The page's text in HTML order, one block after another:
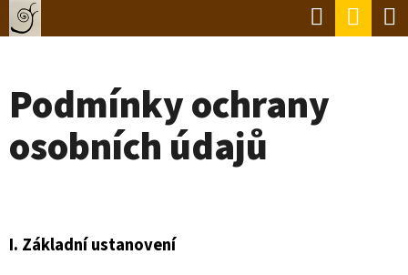
Přejít
na
Hledat
Podmínky ochrany
osobních údajů
I. Základní ustanovení
K
O
K
Zpět
Zpět
C
O
T